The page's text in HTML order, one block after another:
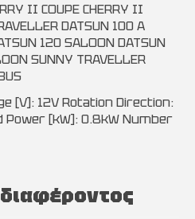
II COUPE CHERRY II
DATSUN 100 A
120 SALOON DATSUN
SUNNY TRAVELLER
[V]: 12V Rotation Direction:
Power [kW]: 0.8kW Number